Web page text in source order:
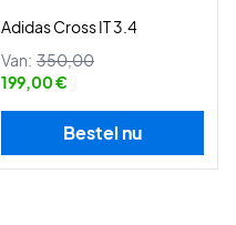
Adidas Cross IT 3.4
Van: 350,00
199,00 €
Bestel nu